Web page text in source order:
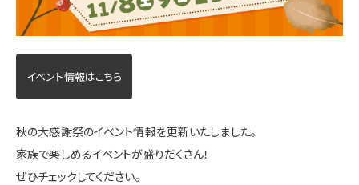
イベント情報はこちら
秋の大感謝祭のイベント情報を更新いたしました。
家族で楽しめるイベントが盛りだくさん！
ぜひチェックしてください。
施設・サービス
アクセス
住まいと暮らしのコラム